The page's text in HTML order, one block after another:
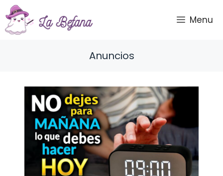
Saltar
al
contenido
Menu
Anuncios